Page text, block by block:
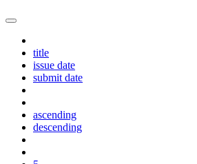
title
issue date
submit date
ascending
descending